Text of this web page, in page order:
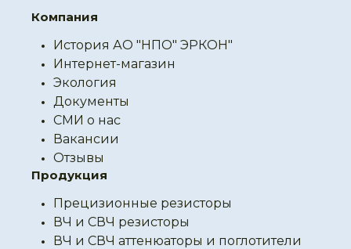
Компания
История АО "НПО" ЭРКОН"
Интернет-магазин
Экология
Документы
СМИ о нас
Вакансии
Отзывы
Продукция
Прецизионные резисторы
ВЧ и СВЧ резисторы
ВЧ и СВЧ аттенюаторы и поглотители